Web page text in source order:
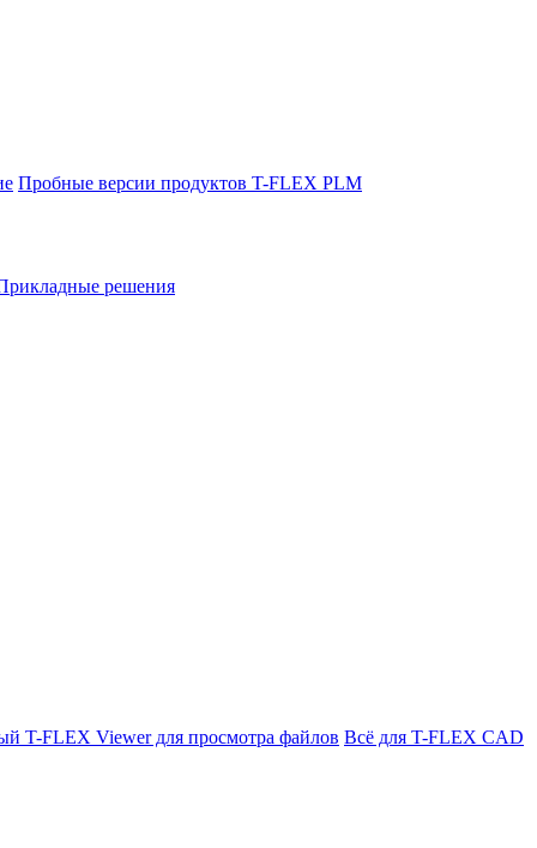
Пробные версии продуктов T-FLEX PLM
решения
T-FLEX Viewer для просмотра файлов Всё для T-FLEX CAD